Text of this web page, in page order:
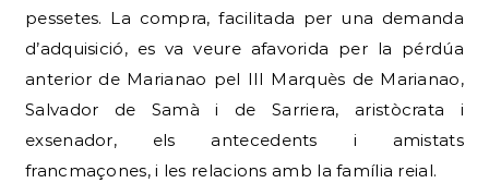
pessetes. La compra, facilitada per una demanda
d’adquisició, es va veure afavorida per la pérdúa
anterior de Marianao pel III Marquès de Marianao,
Salvador de Samà i de Sarriera, aristòcrata i
exsenador, els antecedents i amistats
francmaçones, i les relacions amb la família reial.